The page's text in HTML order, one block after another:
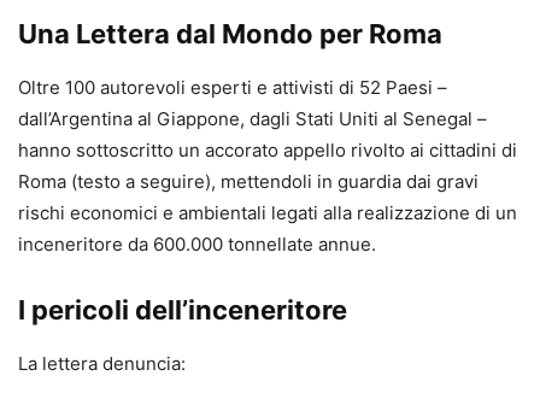
Una Lettera dal Mondo per Roma
Oltre 100 autorevoli esperti e attivisti di 52 Paesi –
dall’Argentina al Giappone, dagli Stati Uniti al Senegal –
hanno sottoscritto un accorato appello rivolto ai cittadini di
Roma (testo a seguire), mettendoli in guardia dai gravi
rischi economici e ambientali legati alla realizzazione di un
inceneritore da 600.000 tonnellate annue.
I pericoli dell’inceneritore
La lettera denuncia: